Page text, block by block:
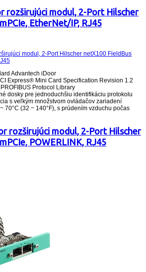
rozširujúci modul, 2-Port Hilscher
EtherNet/IP, RJ45
Advantech iDoor
Express® Mini Card Specification Revision 1.2
Protocol Library
dosky pre jednoduchšiu identifikáciu protokolu
s veľkým množstvom ovládačov zariadení
70°C (32 ~ 140°F), s prúdením vzduchu počas
rozširujúci modul, 2-Port Hilscher
POWERLINK, RJ45